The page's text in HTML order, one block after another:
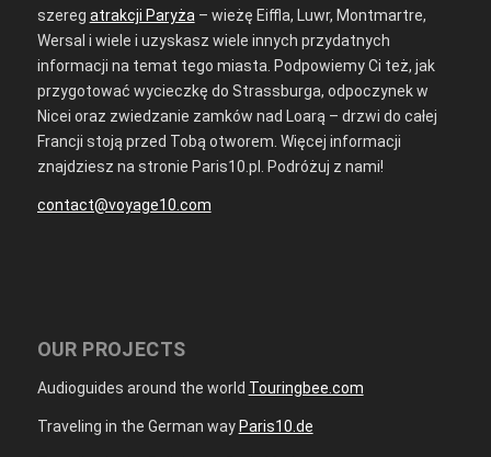
szereg atrakcji Paryża – wieżę Eiffla, Luwr, Montmartre,
Wersal i wiele i uzyskasz wiele innych przydatnych
informacji na temat tego miasta. Podpowiemy Ci też, jak
przygotować wycieczkę do Strassburga, odpoczynek w
Nicei oraz zwiedzanie zamków nad Loarą – drzwi do całej
Francji stoją przed Tobą otworem. Więcej informacji
znajdziesz na stronie Paris10.pl. Podróżuj z nami!
contact@voyage10.com
OUR PROJECTS
Audioguides around the world Touringbee.com
Traveling in the German way Paris10.de